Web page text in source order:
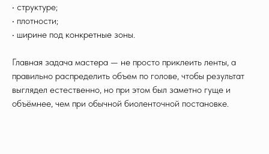
• структуре;
• плотности;
• ширине под конкретные зоны.
Главная задача мастера — не просто приклеить ленты, а
правильно распределить объем по голове, чтобы результат
выглядел естественно, но при этом был заметно гуще и
объёмнее, чем при обычной биоленточной постановке.